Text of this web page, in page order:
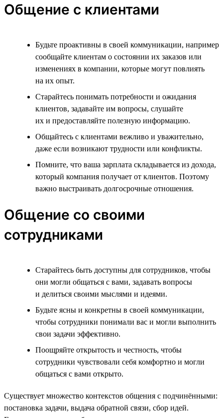
Общение с клиентами
Будьте проактивны в своей коммуникации, например
сообщайте клиентам о состоянии их заказов или
изменениях в компании, которые могут повлиять
на их опыт.
Старайтесь понимать потребности и ожидания
клиентов, задавайте им вопросы, слушайте
их и предоставляйте полезную информацию.
Общайтесь с клиентами вежливо и уважительно,
даже если возникают трудности или конфликты.
Помните, что ваша зарплата складывается из дохода,
который компания получает от клиентов. Поэтому
важно выстраивать долгосрочные отношения.
Общение со своими
сотрудниками
Старайтесь быть доступны для сотрудников, чтобы
они могли общаться с вами, задавать вопросы
и делиться своими мыслями и идеями.
Будьте ясны и конкретны в своей коммуникации,
чтобы сотрудники понимали вас и могли выполнить
свои задачи эффективно.
Поощряйте открытость и честность, чтобы
сотрудники чувствовали себя комфортно и могли
общаться с вами открыто.
Существует множество контекстов общения с подчинёнными:
постановка задачи, выдача обратной связи, сбор идей.